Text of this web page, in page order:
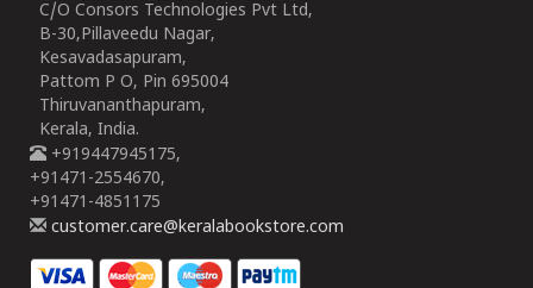
C/O Consors Technologies Pvt Ltd,
B-30,Pillaveedu Nagar,
Kesavadasapuram,
Pattom P O, Pin 695004
Thiruvananthapuram,
Kerala, India.
+919447945175,
+91471-2554670,
+91471-4851175
customer.care@keralabookstore.com